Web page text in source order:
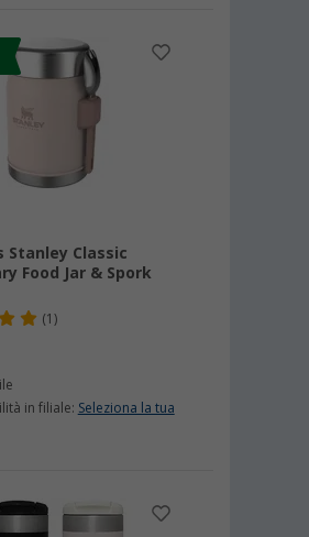
Stanley Classic
Food Jar & Spork
(1)
in filiale: Seleziona la tua